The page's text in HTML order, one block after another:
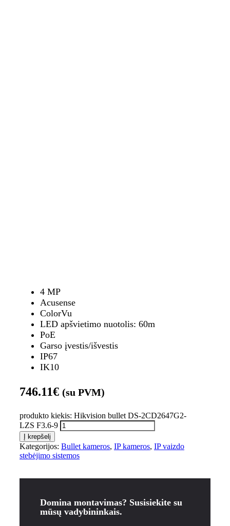
4 MP
Acusense
ColorVu
LED apšvietimo nuotolis: 60m
PoE
Garso įvestis/išvestis
IP67
IK10
746.11€ (su PVM)
produkto kiekis: Hikvision bullet DS-2CD2647G2-
LZS F3.6-9
Į krepšelį
Kategorijos: Bullet kameros, IP kameros, IP vaizdo
stebėjimo sistemos
Domina montavimas? Susisiekite su
mūsų vadybininkais.